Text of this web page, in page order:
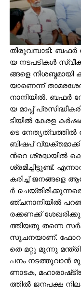
തി​​​രു​​​വ​​​മ്പാ​​​ടി:
യ ന​​​ട​​​പ​​​ടി​​​ക​​​ൾ
ങ്ങ​​​ളെ നി​​​ശ​​​ബ്ദ​​​മാ​​​യി
യാ​​​ണെ​​ന്ന്
നാ​​​നി​​​യി​​​ൽ. ബ​​​ഫ​​​ർ
യ മാ​​​പ്പ്
ടിയി​​​ൽ കേ​​​ര​​​ള
ടെ നേ​​​തൃ​​​ത്വ​​​ത്തി​​​ൽ
ബി​​​ഷ​​​പ്
ന്‍റെ ശ്ര​​​ദ്ധ​​​യി​​​ൽ
ശ്ര​​​മി​​​ച്ചി​​​ട്ടു​​​ണ്ട്.
ക​​​രി​​​ച്ച് ജ​​​ന​​​ങ്ങ​​​ളെ
ർ
ഞ്ച​​​നാ​​​നി​​​യി​​​ൽ
രക്ക​​​ണ​​​ക്ക്
ത്തി​​​യ​​​തു ത​​​ന്നെ
സൂ​​​ച​​​ന​​​യാ​​​ണ്.
തെ മ​​​റ്റു മൂ​​​ന്നു
പ​​​നം ന​​​ട​​​ത്തു​​​വാ​​​ൻ
ണാ​​​ട​​​ക,
ത്തി​​​ൽ ജ​​​ന​​​പ​​​ക്ഷ